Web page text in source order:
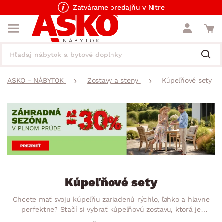
Zatvárame predajňu v Nitre
ASKO - NÁBYTOK Zostavy a steny Kúpeľňové sety
Kúpeľňové sety
Chcete mať svoju kúpeľňu zariadenú rýchlo, ľahko a hlavne
perfektne? Stačí si vybrať kúpeľňovú zostavu, ktorá je